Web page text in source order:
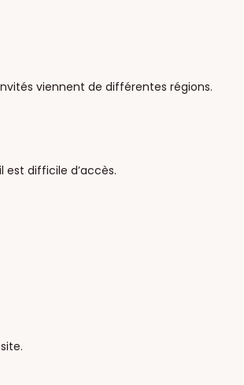
viennent de différentes régions.
est difficile d’accès.